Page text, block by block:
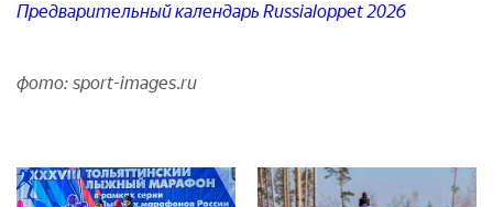
Предварительный календарь Russialoppet 2026
фото: sport-images.ru